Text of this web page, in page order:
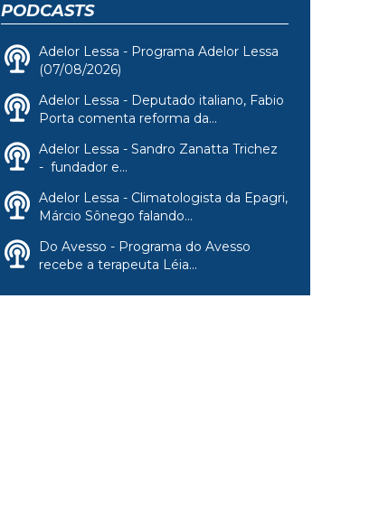
PODCASTS
Adelor Lessa - Programa Adelor Lessa
(07/08/2026)
Adelor Lessa - Deputado italiano, Fabio
Porta comenta reforma da...
Adelor Lessa - Sandro Zanatta Trichez
- fundador e...
Adelor Lessa - Climatologista da Epagri,
Márcio Sônego falando...
Do Avesso - Programa do Avesso
recebe a terapeuta Léia...